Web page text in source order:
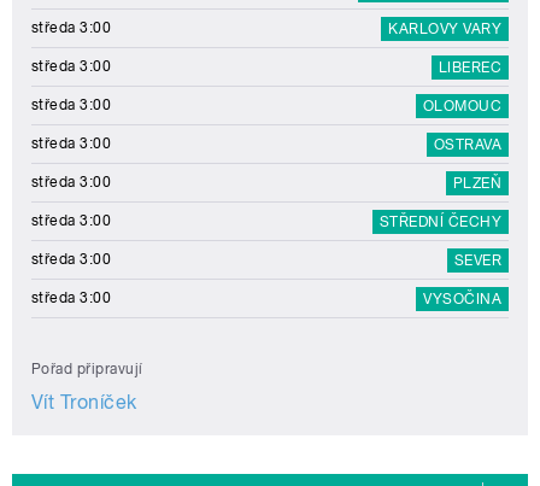
středa 3:00 KARLOVY VARY
středa 3:00 LIBEREC
středa 3:00 OLOMOUC
středa 3:00 OSTRAVA
středa 3:00 PLZEŇ
středa 3:00 STŘEDNÍ ČECHY
středa 3:00 SEVER
středa 3:00 VYSOČINA
Pořad připravují
Vít Troníček